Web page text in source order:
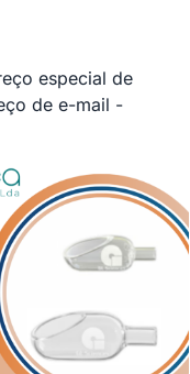
especial de
de e-mail -